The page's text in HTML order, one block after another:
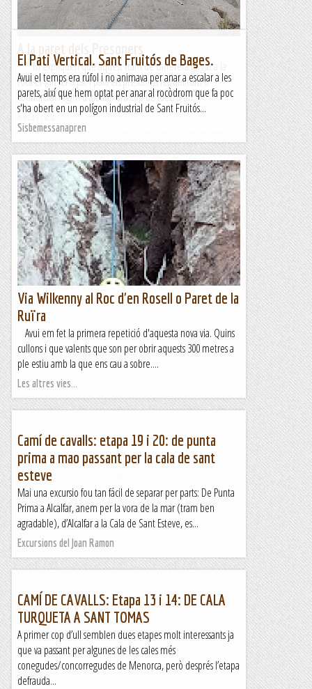
***M'expliquen que aquest tram de carretera furgat a la
roca el van fer a pic i pala els presoners republicans o
contraris al règim o aleatoris, a cop de fuet, d'un...
Roca i neu
El Pati Vertical. Sant Fruitós de Bages.
Avui el temps era rúfol i no animava per anar a escalar a les
parets, així que hem optat per anar al rocòdrom que fa poc
s'ha obert en un polígon industrial de Sant Fruitós...
Sisbemessanapren
Via Wilkenny al Roc d'en Rosell o Paret de la
Ruïra
Avui em fet la primera repetició d'aquesta nova via. Quins
cullons i que valents que son per obrir aquests 300 metres a
ple estiu amb la que ens cau a sobre....
Les altres vies...
Camí de cavalls: etapa 19 i 20: de punta
prima a mao passant per la cala de sant
esteve
Mai una excursio fou tan fácil de separar per parts: De Punta
Prima a Alcalfar, anem per la vora de la mar (tram ben
agradable), d’Alcalfar a la Cala de Sant Esteve, es...
Excursions del Joan Ramon
CAMÍ DE CAVALLS: Etapa 13 i 14: DE CALA
TURQUETA A SANT TOMAS
A primer cop d’ull semblen dues etapes molt interessants ja
que va passant per algunes de les cales més
conegudes/concorregudes de Menorca, però després l’etapa
defrauda...